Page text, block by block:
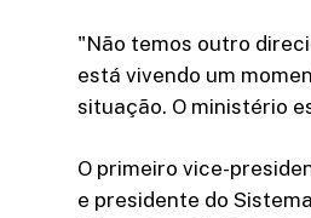
"Não temos outro
está vivendo um
situação. O ministério
O primeiro vice-
e presidente do